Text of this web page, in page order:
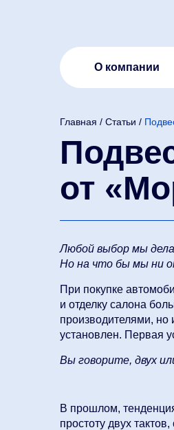
О компании
Главная / Статьи /
от
Любой выбор мы
Но на что бы мы ни
При покупке
и отделку салона
производителями, но
установлен. Первая
Вы говорите, двух
В прошлом,
простоту двух